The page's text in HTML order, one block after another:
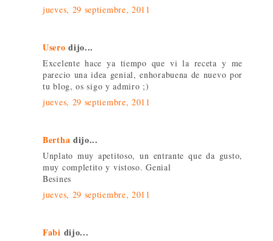
jueves, 29 septiembre, 2011
Usero dijo...
Excelente hace ya tiempo que vi la receta y me
parecio una idea genial, enhorabuena de nuevo por
tu blog, os sigo y admiro ;)
jueves, 29 septiembre, 2011
Bertha dijo...
Unplato muy apetitoso, un entrante que da gusto,
muy completito y vistoso. Genial
Besines
jueves, 29 septiembre, 2011
Fabi dijo...